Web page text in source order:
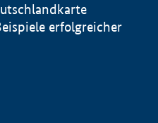
erfolgreicher